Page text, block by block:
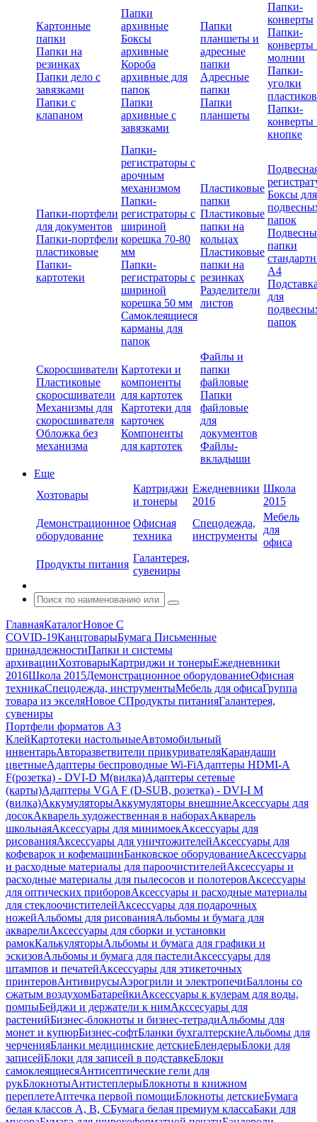
Картонные
папки
Папки на
резинках
Папки дело с
завязками
Папки с
клапаном
Папки
архивные
Боксы
архивные
Короба
архивные для
папок
Папки
архивные с
завязками
Папки
планшеты и
адресные
папки
Адресные
папки
Папки
планшеты
Папки-
конверты
Папки-
конверты
молнии
Папки-
уголки
Папки-
конверты
кнопке
Папки-портфели
для документов
Папки-портфели
пластиковые
Папки-
картотеки
Папки-
регистраторы с
арочным
механизмом
Папки-
регистраторы с
шириной
корешка 70-80
мм
Папки-
регистраторы с
шириной
корешка 50 мм
Самоклеящиеся
карманы для
папок
Пластиковые
папки
Пластиковые
папки на
кольцах
Пластиковые
папки на
резинках
Разделители
листов
Боксы для
папок
папки
А4
для
папок
Скоросшиватели
Пластиковые
скоросшиватели
Механизмы для
скоросшивателя
Обложка без
механизма
Картотеки и
компоненты
для картотек
Картотеки для
карточек
Компоненты
для картотек
Файлы и
папки
файловые
Папки
файловые
для
документов
Файлы-
вкладыши
Еще
Хозтовары
Картриджи
и тонеры
Ежедневники
2016
Школа
2015
Демонстрационное
оборудование
Офисная
техника
Спецодежда,
инструменты
Мебель
для
офиса
Продукты питания
Галантерея,
сувениры
ГлавнаяКаталогНовое С
COVID-19КанцтоварыБумага Письменные
принадлежностиПапки и системы
архивацииХозтоварыКартриджи и тонерыЕжедневники
2016Школа 2015Демонстрационное оборудованиеОфисная
техникаСпецодежда, инструментыМебель для офисаГруппа
товара из экселяНовое СПродукты питанияГалантерея,
сувениры
Портфели форматов А3
КлейКартотеки настольныеАвтомобильный
инвентарьАвторазветвители прикуривателяКарандаши
цветныеАдаптеры беспроводные Wi-FiАдаптеры HDMI-A
F(розетка) - DVI-D M(вилка)Адаптеры сетевые
(карты)Адаптеры VGA F (D-SUB, розетка) - DVI-I M
(вилка)АккумуляторыАккумуляторы внешниеАксессуары для
досокАкварель художественная в наборахАкварель
школьнаяАксессуары для минимоекАксессуары для
рисованияАксессуары для уничтожителейАксессуары для
кофеварок и кофемашинБанковское оборудованиеАксессуары
и расходные материалы для пароочистителейАксессуары и
расходные материалы для пылесосов и полотеровАксессуары
для оптических приборовАксессуары и расходные материалы
для стеклоочистителейАксессуары для подарочных
ножейАльбомы для рисованияАльбомы и бумага для
акварелиАксессуары для сборки и установки
рамокКалькуляторыАльбомы и бумага для графики и
эскизовАльбомы и бумага для пастелиАксессуары для
штампов и печатейАксессуары для этикеточных
принтеровАнтивирусыАэрогрили и электропечиБаллоны со
сжатым воздухомБатарейкиАксессуары к кулерам для воды,
помпыБейджи и держатели к нимАкссесуары для
растенийБизнес-блокноты и бизнес-тетрадиАльбомы для
монет и купюрБизнес-софтБланки бухгалтерскиеАльбомы для
черченияБланки медицинские детскиеБлендерыБлоки для
записейБлоки для записей в подставкеБлоки
самоклеящиесяАнтисептические гели для
рукБлокнотыАнтистеплерыБлокноты в книжном
переплетеАптечка первой помощиБлокноты детскиеБумага
белая классов А, В, СБумага белая премиум классаБаки для